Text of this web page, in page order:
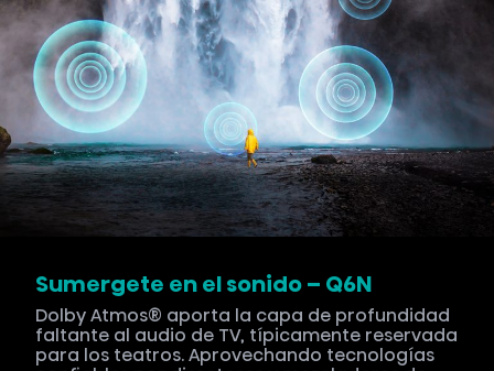
Sumergete en el sonido – Q6N
Dolby Atmos® aporta la capa de profundidad
faltante al audio de TV, típicamente reservada
para los teatros. Aprovechando tecnologías